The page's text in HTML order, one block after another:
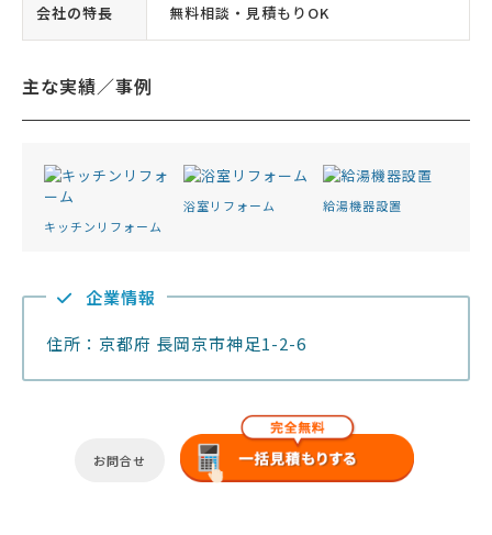
会社の特長 無料相談・見積もりOK
主な実績／事例
キッチンリフォーム
浴室リフォーム 給湯機器設置
企業情報
住所：京都府 長岡京市神足1-2-6
お問合せ